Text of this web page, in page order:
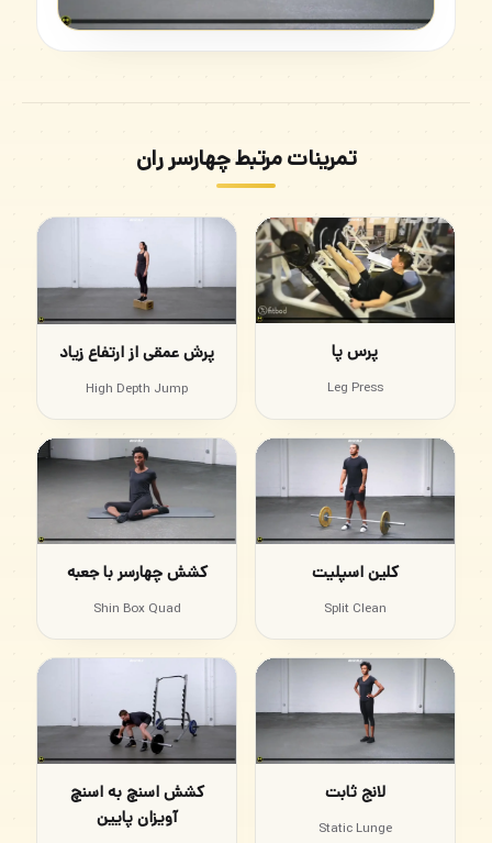
تمرینات مرتبط چهارسر ران
پرس پا
Leg Press
پرش عمقی از ارتفاع زیاد
High Depth Jump
کلین اسپلیت
Split Clean
کشش چهارسر با جعبه
Shin Box Quad
لانج ثابت
Static Lunge
کشش اسنچ به اسنچ
آویزان پایین